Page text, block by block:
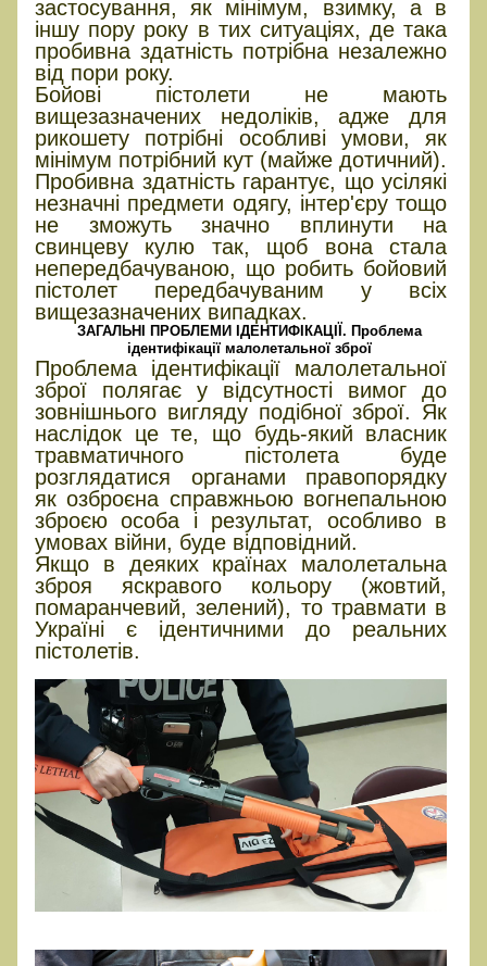
застосування, як мінімум, взимку, а в
іншу пору року в тих ситуаціях, де така
пробивна здатність потрібна незалежно
від пори року.
Бойові пістолети не мають
вищезазначених недоліків, адже для
рикошету потрібні особливі умови, як
мінімум потрібний кут (майже дотичний).
Пробивна здатність гарантує, що усілякі
незначні предмети одягу, інтер'єру тощо
не зможуть значно вплинути на
свинцеву кулю так, щоб вона стала
непередбачуваною, що робить бойовий
пістолет передбачуваним у всіх
вищезазначених випадках.
ЗАГАЛЬНІ ПРОБЛЕМИ ІДЕНТИФІКАЦІЇ. Проблема
ідентифікації малолетальної зброї
Проблема ідентифікації малолетальної
зброї полягає у відсутності вимог до
зовнішнього вигляду подібної зброї. Як
наслідок це те, що будь-який власник
травматичного пістолета буде
розглядатися органами правопорядку
як озброєна справжньою вогнепальною
зброєю особа і результат, особливо в
умовах війни, буде відповідний.
Якщо в деяких країнах малолетальна
зброя яскравого кольору (жовтий,
помаранчевий, зелений), то травмати в
Україні є ідентичними до реальних
пістолетів.